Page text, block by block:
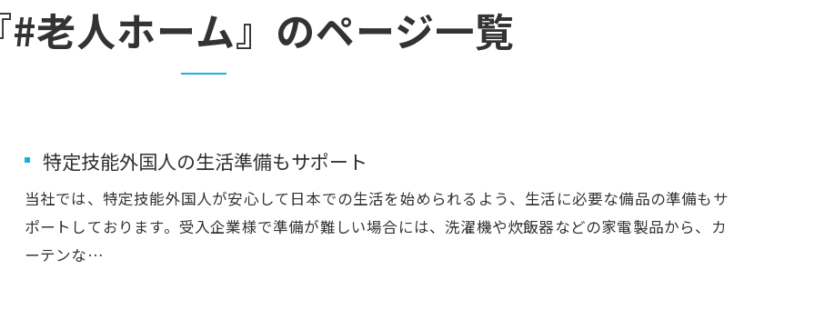
老人ホーム』のページ一覧
特定技能外国人の生活準備もサポート
当社では、特定技能外国人が安心して日本での生活を始められるよう、生活に必要な備品の準備もサ
ポートしております。受入企業様で準備が難しい場合には、洗濯機や炊飯器などの家電製品から、カ
ーテンな…